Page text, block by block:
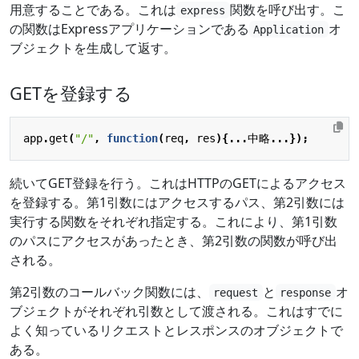
用意することである。これは express 関数を呼び出す。こ
の関数はExpressアプリケーションである Application オ
ブジェクトを生成して返す。
GETを登録する
app.get("/" , function(req, res){...中略...});
続いてGET登録を行う。これはHTTPのGETによるアクセス
を登録する。第1引数にはアクセスするパス、第2引数には
実行する関数をそれぞれ指定する。これにより、第1引数
のパスにアクセスがあったとき、第2引数の関数が呼び出
される。
第2引数のコールバック関数には、
request と response オ
ブジェクトがそれぞれ引数として渡される。これはすでに
よく知っているリクエストとレスポンスのオブジェクトで
ある。